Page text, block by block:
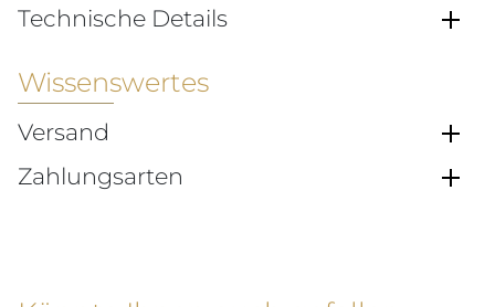
Technische Details
Wissenswertes
Versand
Zahlungsarten